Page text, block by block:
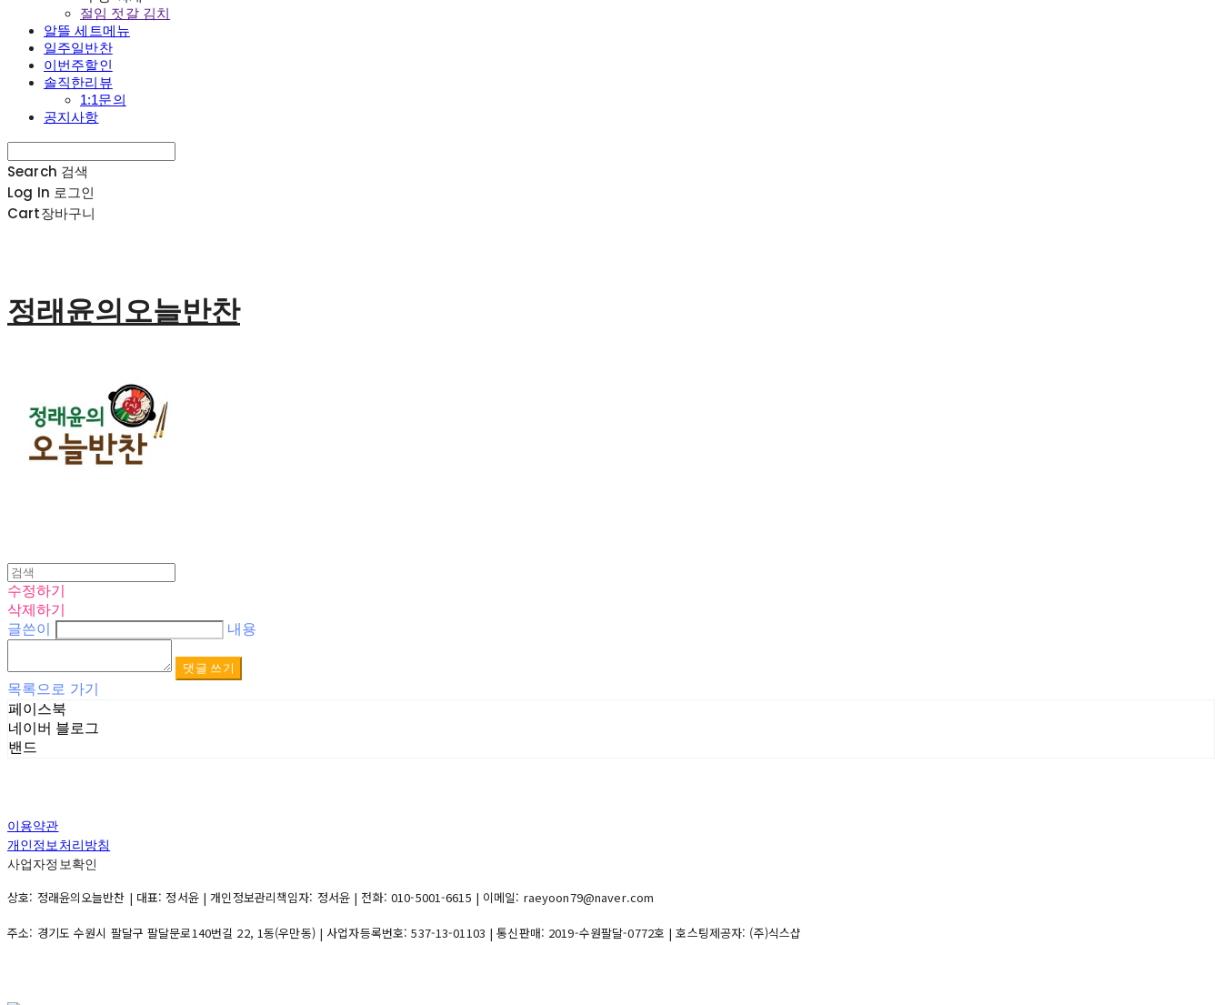
절임 젓갈 김치
알뜰 세트메뉴
일주일반찬
이번주할인
솔직한리뷰
1:1문의
공지사항
Search 검색
Log In 로그인
Cart장바구니
정래윤의오늘반찬
수정하기
삭제하기
글쓴이
내용
댓글 쓰기
목록으로 가기
페이스북
네이버 블로그
밴드
이용약관
개인정보처리방침
사업자정보확인
상호: 정래윤의오늘반찬 | 대표: 정서윤 | 개인정보관리책임자: 정서윤 | 전화: 010-5001-6615 | 이메일: raeyoon79@naver.com
주소: 경기도 수원시 팔달구 팔달문로140번길 22, 1동(우만동) | 사업자등록번호:537-13-01103 | 통신판매: 2019-수원팔달-0772호 | 호스팅제공자: (주)식스샵